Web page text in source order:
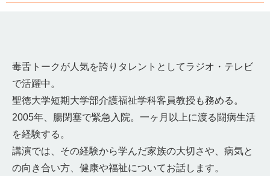
毒舌トークが人気を誇りタレントとしてラジオ・テレビ
で活躍中。
聖徳大学短期大学部介護福祉学科客員教授も務める。
2005年、腸閉塞で緊急入院。一ヶ月以上に渡る闘病生活
を経験する。
講演では、その経験から学んだ家族の大切さや、病気と
の向き合い方、健康や福祉についてお話します。